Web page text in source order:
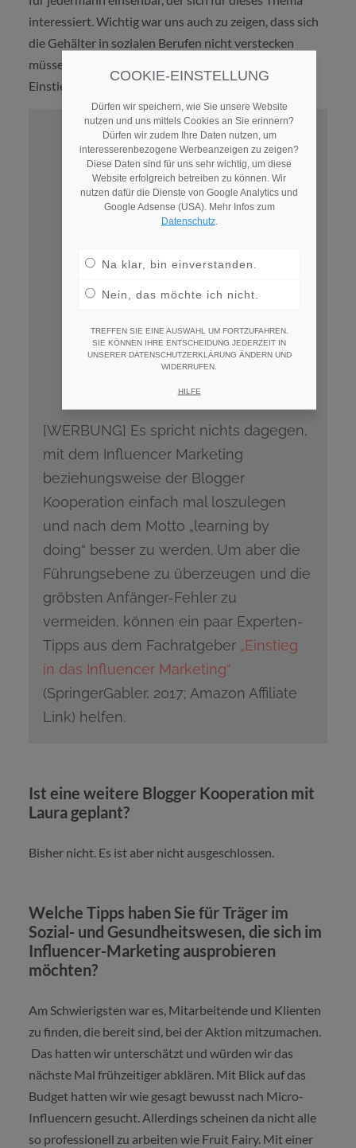
interessiert. Wichtig war uns auch zu zeigen, dass sich
die Gehälter in sozialen Berufen nicht verstecken
müssen. Zum Beispiel im Vergleich zu
Einstiegsgehältern in kaufmännischen Berufen.
.
[WERBUNG] Es spricht nichts dagegen,
mit dem Influencer Marketing
beziehungsweise der Blogger
Kooperation einfach mal loszulegen
und nach dem Motto „learning by
doing“ besser zu werden. Um aber die
Führungsebene zu überzeugen und die
gröbsten Anfänger-Fehler zu
vermeiden, können ein paar Experten-
Tipps aus dem Fachratgeber „Einstieg
in das Influencer Marketing“
(SpringerGabler, 2017; Amazon Affiliate
Link) helfen.
Ist eine weitere Blogger Kooperation mit
Laura geplant?
Bisher nicht. Es ist aber nicht ausgeschlossen.
Welche Tipps haben Sie für Träger im
Sozial- und Gesundheitswesen, die sich im
Influencer-Marketing ausprobieren
möchten?
Am Schwierigsten war es, Mitarbeitende und Klienten
zu finden, die bereit sind, bei der Aktion mitzumachen.
Das hatten wir unterschätzt und würden wir das
nächste Mal frühzeitiger abklären. Mit Blick auf das
Budget hatten wir wie gesagt bewusst nach Micro-
Influencern gesucht. Allerdings scheinen da nicht alle
so professionell zu arbeiten wie Fruit Fairy. Mit einer
COOKIE-EINSTELLUNG
Dürfen wir speichern, wie Sie unsere Website
nutzen und uns mittels Cookies an Sie erinnern?
Dürfen wir zudem Ihre Daten nutzen, um
interesserenbezogene Werbeanzeigen zu zeigen?
Diese Daten sind für uns sehr wichtig, um diese
Website erfolgreich betreiben zu können. Wir
nutzen dafür die Dienste von Google Analytics und
Google Adsense (USA). Mehr Infos zum
Datenschutz.
Na klar, bin einverstanden.
Nein, das möchte ich nicht.
TREFFEN SIE EINE AUSWAHL UM FORTZUFAHREN.
SIE KÖNNEN IHRE ENTSCHEIDUNG JEDERZEIT IN
UNSERER DATENSCHUTZERKLÄRUNG ÄNDERN UND
WIDERRUFEN.
HILFE